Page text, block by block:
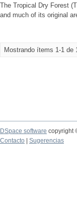
The Tropical Dry Forest
and much of its original
Mostrando ítems 1-1 de
DSpace software copyright
Contacto
Sugerencias